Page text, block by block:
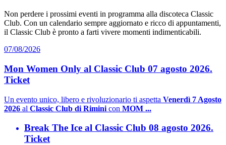
Non perdere i prossimi eventi in programma alla discoteca Classic
Club. Con un calendario sempre aggiornato e ricco di appuntamenti,
il Classic Club è pronto a farti vivere momenti indimenticabili.
07/08/2026
Mon Women Only al Classic Club 07 agosto 2026.
Ticket
Un evento unico, libero e rivoluzionario ti aspetta Venerdì 7 Agosto
2026 al Classic Club di Rimini con MOM ...
Break The Ice al Classic Club 08 agosto 2026.
Ticket